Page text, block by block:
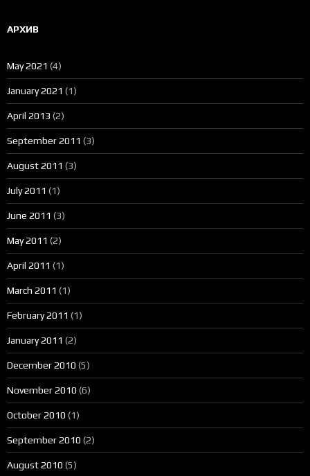
АРХИВ
May 2021 (4)
January 2021 (1)
April 2013 (2)
September 2011 (3)
August 2011 (3)
July 2011 (1)
June 2011 (3)
May 2011 (2)
April 2011 (1)
March 2011 (1)
February 2011 (1)
January 2011 (2)
December 2010 (5)
November 2010 (6)
October 2010 (1)
September 2010 (2)
August 2010 (5)